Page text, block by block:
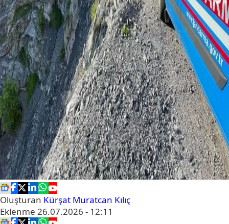
Oluşturan Kürşat Muratcan Kılıç
Eklenme 26.07.2026 - 12:11